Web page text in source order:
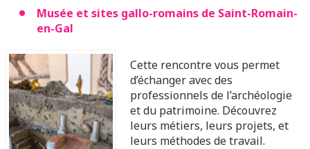
Musée et sites gallo-romains de Saint-Romain-
en-Gal
Cette rencontre vous permet
d’échanger avec des
professionnels de l’archéologie
et du patrimoine. Découvrez
leurs métiers, leurs projets, et
leurs méthodes de travail.